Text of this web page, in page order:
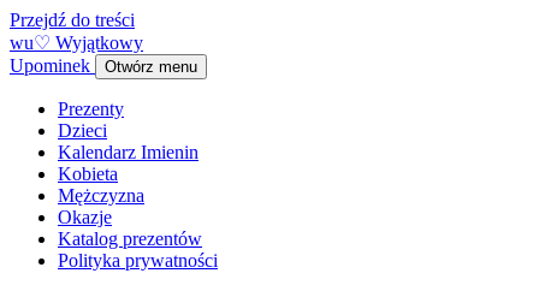
Przejdź do treści
wu♡ Wyjątkowy
Upominek
Otwórz menu
Prezenty
Dzieci
Kalendarz Imienin
Kobieta
Mężczyzna
Okazje
Katalog prezentów
Polityka prywatności